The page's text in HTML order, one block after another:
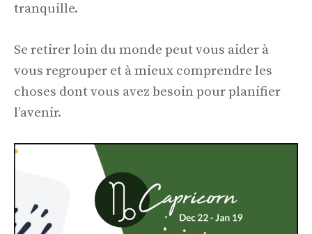
tranquille.
Se retirer loin du monde peut vous aider à
vous regrouper et à mieux comprendre les
choses dont vous avez besoin pour planifier
l’avenir.